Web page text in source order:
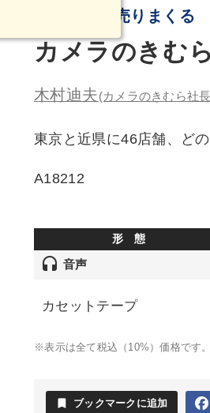
丁稚精神で売りまくる
カメラのきむ
木村迪夫(カメラのきむら社
東京と近県に46店舗、ど
A18212
形 態
headset 音声
カセットテープ
※表示は全て税込（10%）価格です。
bookmark ブックマークに追加